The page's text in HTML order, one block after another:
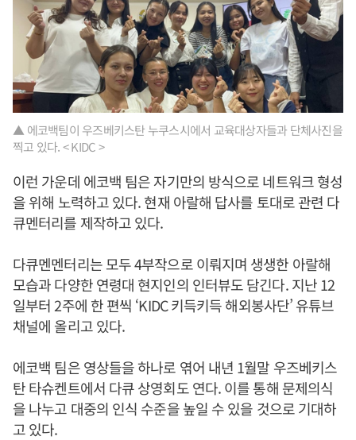
▲ 에코백팀이 우즈베키스탄 누쿠스시에서 교육대상자들과 단체사진을
찍고 있다. < KIDC >
이런 가운데 에코백 팀은 자기만의 방식으로 네트워크 형성
을 위해 노력하고 있다. 현재 아랄해 답사를 토대로 관련 다
큐멘터리를 제작하고 있다.
다큐멘멘터리는 모두 4부작으로 이뤄지며 생생한 아랄해
모습과 다양한 연령대 현지인의 인터뷰도 담긴다. 지난 12
일부터 2주에 한 편씩 ‘KIDC 키득키득 해외봉사단’ 유튜브
채널에 올리고 있다.
에코백 팀은 영상들을 하나로 엮어 내년 1월말 우즈베키스
탄 타슈켄트에서 다큐 상영회도 연다. 이를 통해 문제의식
을 나누고 대중의 인식 수준을 높일 수 있을 것으로 기대하
고 있다.